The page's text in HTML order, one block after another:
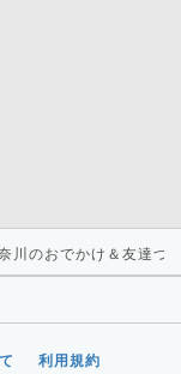
川のおでかけ＆友達づ
利用規約